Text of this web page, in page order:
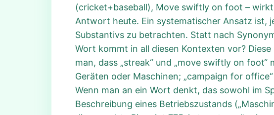
(cricket+baseball), Move swiftly on foot –
Antwort heute. Ein systematischer Ansatz ist,
Substantivs zu betrachten. Statt nach
Wort kommt in all diesen Kontexten vor?
man, dass „streak“ und „move swiftly on
Geräten oder Maschinen; „campaign for
Wenn man an ein Wort denkt, das sowohl im
Beschreibung eines Betriebszustands